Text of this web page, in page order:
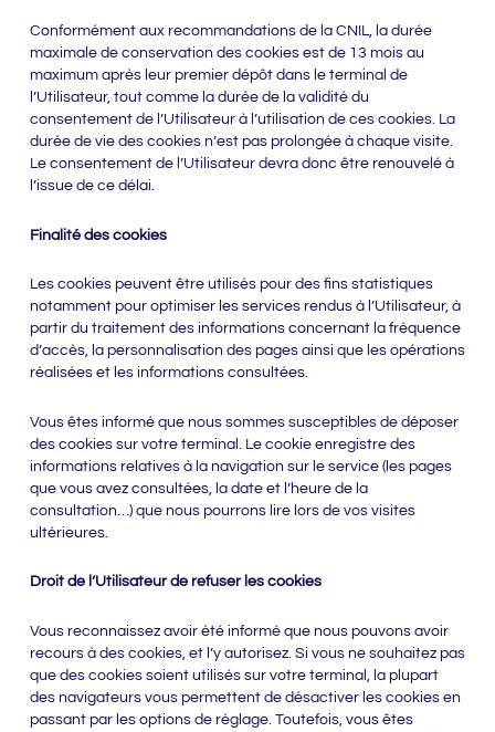
Conformément aux recommandations de la CNIL, la durée
maximale de conservation des cookies est de 13 mois au
maximum après leur premier dépôt dans le terminal de
l’Utilisateur, tout comme la durée de la validité du
consentement de l’Utilisateur à l’utilisation de ces cookies. La
durée de vie des cookies n’est pas prolongée à chaque visite.
Le consentement de l’Utilisateur devra donc être renouvelé à
l’issue de ce délai.
Finalité des cookies
Les cookies peuvent être utilisés pour des fins statistiques
notamment pour optimiser les services rendus à l’Utilisateur, à
partir du traitement des informations concernant la fréquence
d’accès, la personnalisation des pages ainsi que les opérations
réalisées et les informations consultées.
Vous êtes informé que nous sommes susceptibles de déposer
des cookies sur votre terminal. Le cookie enregistre des
informations relatives à la navigation sur le service (les pages
que vous avez consultées, la date et l’heure de la
consultation…) que nous pourrons lire lors de vos visites
ultérieures.
Droit de l’Utilisateur de refuser les cookies
Vous reconnaissez avoir été informé que nous pouvons avoir
recours à des cookies, et l’y autorisez. Si vous ne souhaitez pas
que des cookies soient utilisés sur votre terminal, la plupart
des navigateurs vous permettent de désactiver les cookies en
passant par les options de réglage. Toutefois, vous êtes